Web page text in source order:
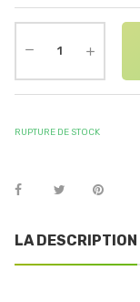
RUPTURE DE STOCK
LA DESCRIPTION